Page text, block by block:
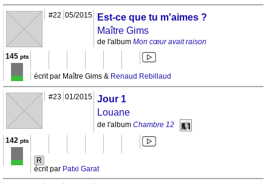
#22 05/2015
Est-ce que tu m'aimes ?
Maître Gims
de l'album Mon cœur avait raison
145pts
écrit par Maître Gims & Renaud Rebillaud
#23 01/2015 Jour 1
Louane
de l'album Chambre 12
142 pts
R
écrit par Patxi Garat